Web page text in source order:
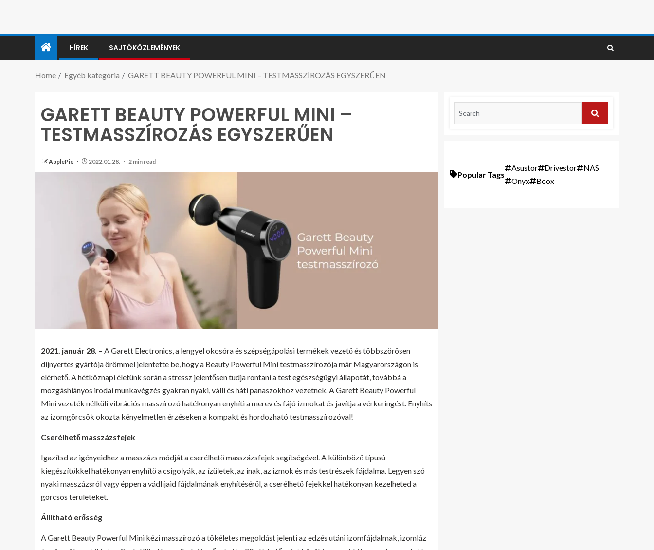
HÍREK SAJTÓKÖZLEMÉNYEK
Home Egyéb kategória GARETT BEAUTY POWERFUL MINI – TESTMASSZÍROZÁS EGYSZERŰEN
GARETT BEAUTY POWERFUL MINI –
TESTMASSZÍROZÁS EGYSZERŰEN
ApplePie 2022.01.28. 2 min read
2021. január 28. – A Garett Electronics, a lengyel okosóra és szépségápolási termékek vezető és többszörösen
díjnyertes gyártója örömmel jelentette be, hogy a Beauty Powerful Mini testmasszírozója már Magyarországon is
elérhető. A hétköznapi életünk során a stressz jelentősen tudja rontani a test egészségügyi állapotát, továbbá a
mozgáshiányos irodai munkavégzés gyakran nyaki, válli és háti panaszokhoz vezetnek. A Garett Beauty Powerful
Mini vezeték nélküli vibrációs masszírozó hatékonyan enyhíti a merev és fájó izmokat és javítja a vérkeringést. Enyhíts
az izomgörcsök okozta kényelmetlen érzéseken a kompakt és hordozható testmasszírozóval!
Cserélhető masszázsfejek
Igazítsd az igényeidhez a masszázs módját a cserélhető masszázsfejek segítségével. A különböző típusú
kiegészítőkkel hatékonyan enyhítő a csigolyák, az ízületek, az inak, az izmok és más testrészek fájdalma. Legyen szó
nyaki masszázsról vagy éppen a vádlijaid fájdalmának enyhítéséről, a cserélhető fejekkel hatékonyan kezelheted a
görcsös területeket.
Állítható erősség
A Garett Beauty Powerful Mini kézi masszírozó a tökéletes megoldást jelenti az edzés utáni izomfájdalmak, izomláz
Popular Tags
Asustor Drivestor
NAS
Onyx
Boox